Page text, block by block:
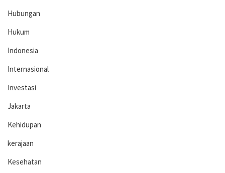
Hubungan
Hukum
Indonesia
Internasional
Investasi
Jakarta
Kehidupan
kerajaan
Kesehatan